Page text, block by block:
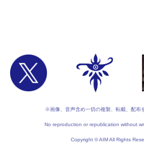
※画像、音声含め一切の複製、転載、配布
No reproduction or republication without
Copyright © AIM All Rights